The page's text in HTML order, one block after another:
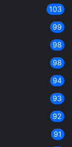
103
99
98
98
94
93
92
91